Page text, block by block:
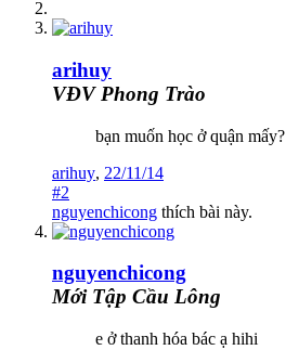
arihuy
VĐV Phong Trào
bạn muốn học ở quận mấy?
arihuy, 22/11/14
#2
nguyenchicong thích bài này.
nguyenchicong
Mới Tập Cầu Lông
e ở thanh hóa bác ạ hihi